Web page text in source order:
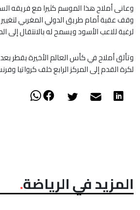
وعانى أملاح هذا الموسم كثيرا مع فريقه
وقف عقبة أمام طريق الدولي المغربي
لرغبة للاعب الأسود ويسمح له بالانتقال إلى
وتألق أملاح في كأس العالم الأخيرة بقطر
لكرة القدم إلى المركز الرابع خلف كرواتيا
المزيد في الرياضة